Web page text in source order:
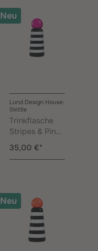
Neu
Lund Design House:
Skittle
Trinkflasche
Stripes & Pink
0,30 l
35,00 €*
Neu